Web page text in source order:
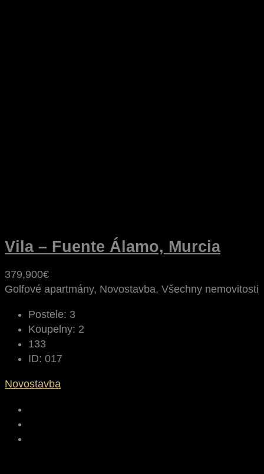
Vila – Fuente Álamo, Murcia
379,900€
Golfové apartmány, Novostavba, Všechny nemovitosti
Postele: 3
Koupelny: 2
133
ID: 017
Novostavba